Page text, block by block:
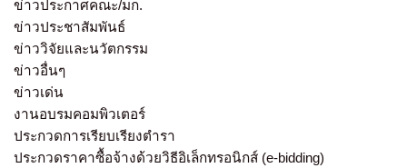
ข่าวประกาศคณะ/มก.
ข่าวประชาสัมพันธ์
ข่าววิจัยและนวัตกรรม
ข่าวอื่นๆ
ข่าวเด่น
งานอบรมคอมพิวเตอร์
ประกวดการเรียบเรียงตำรา
ประกวดราคาซื้อจ้างด้วยวิธีอิเล็กทรอนิกส์ (e-bidding)